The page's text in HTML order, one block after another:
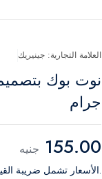
العلامة التجارية: جينيريك
جرام
155.00 جنيه
.الأسعار تشمل ضريبة